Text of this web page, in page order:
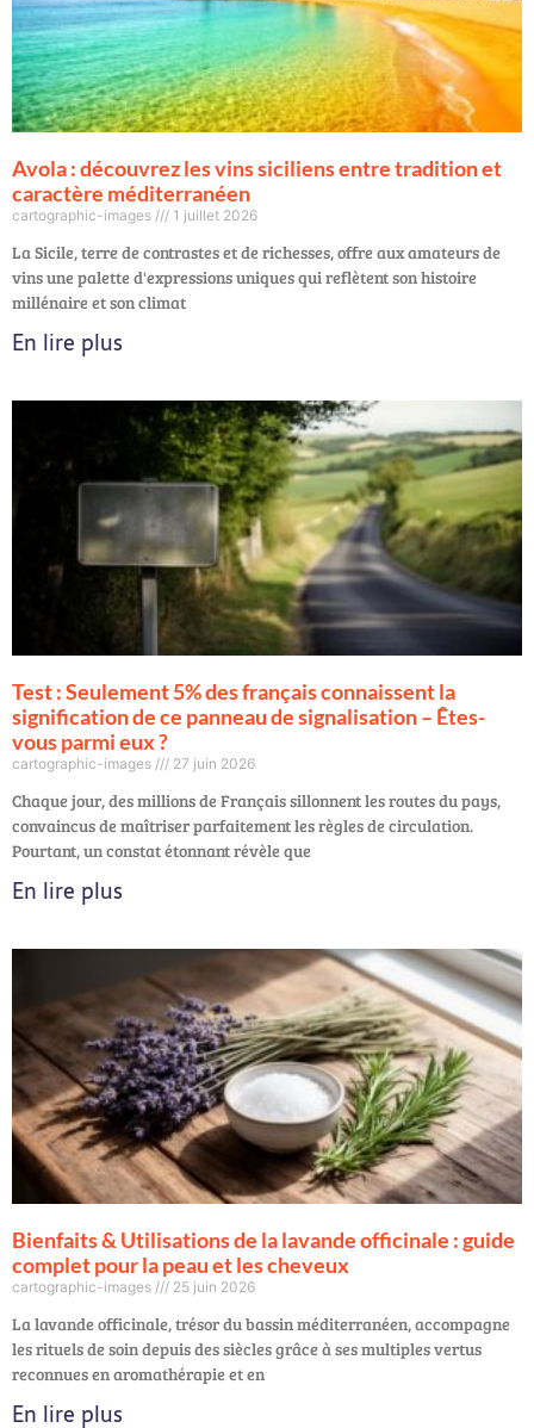
Avola : découvrez les vins siciliens entre tradition et
caractère méditerranéen
cartographic-images 1 juillet 2026
La Sicile, terre de contrastes et de richesses, offre aux amateurs de
vins une palette d'expressions uniques qui reflètent son histoire
millénaire et son climat
En lire plus
Test : Seulement 5% des français connaissent la
signification de ce panneau de signalisation – Êtes-
vous parmi eux ?
cartographic-images 27 juin 2026
Chaque jour, des millions de Français sillonnent les routes du pays,
convaincus de maîtriser parfaitement les règles de circulation.
Pourtant, un constat étonnant révèle que
En lire plus
Bienfaits & Utilisations de la lavande officinale : guide
complet pour la peau et les cheveux
cartographic-images 25 juin 2026
La lavande officinale, trésor du bassin méditerranéen, accompagne
les rituels de soin depuis des siècles grâce à ses multiples vertus
reconnues en aromathérapie et en
En lire plus